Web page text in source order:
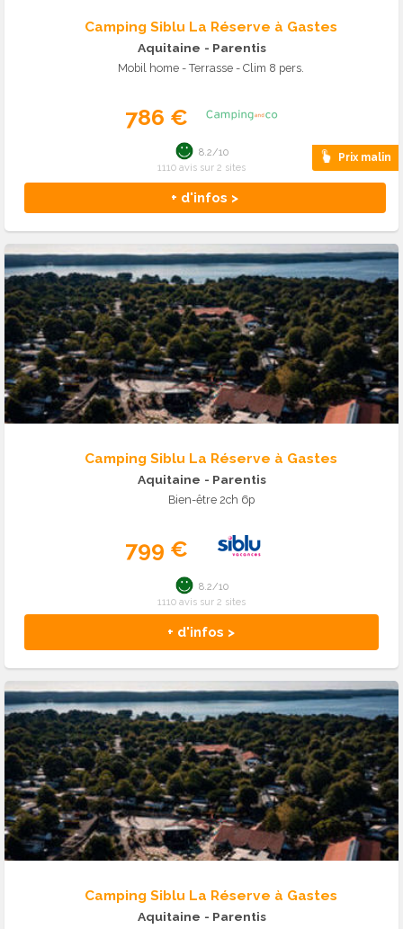
Camping Siblu La Réserve à Gastes
Aquitaine - Parentis
Mobil home - Terrasse - Clim 8 pers.
786 €
Prix malin
+ d'infos >
8.2/10
1110 avis sur 2 sites
Camping Siblu La Réserve à Gastes
Aquitaine - Parentis
Bien-être 2ch 6p
799 €
+ d'infos >
8.2/10
1110 avis sur 2 sites
Camping Siblu La Réserve à Gastes
Aquitaine - Parentis